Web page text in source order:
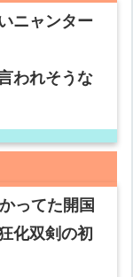
ニャンター
われそうな
ってた開国
化双剣の初